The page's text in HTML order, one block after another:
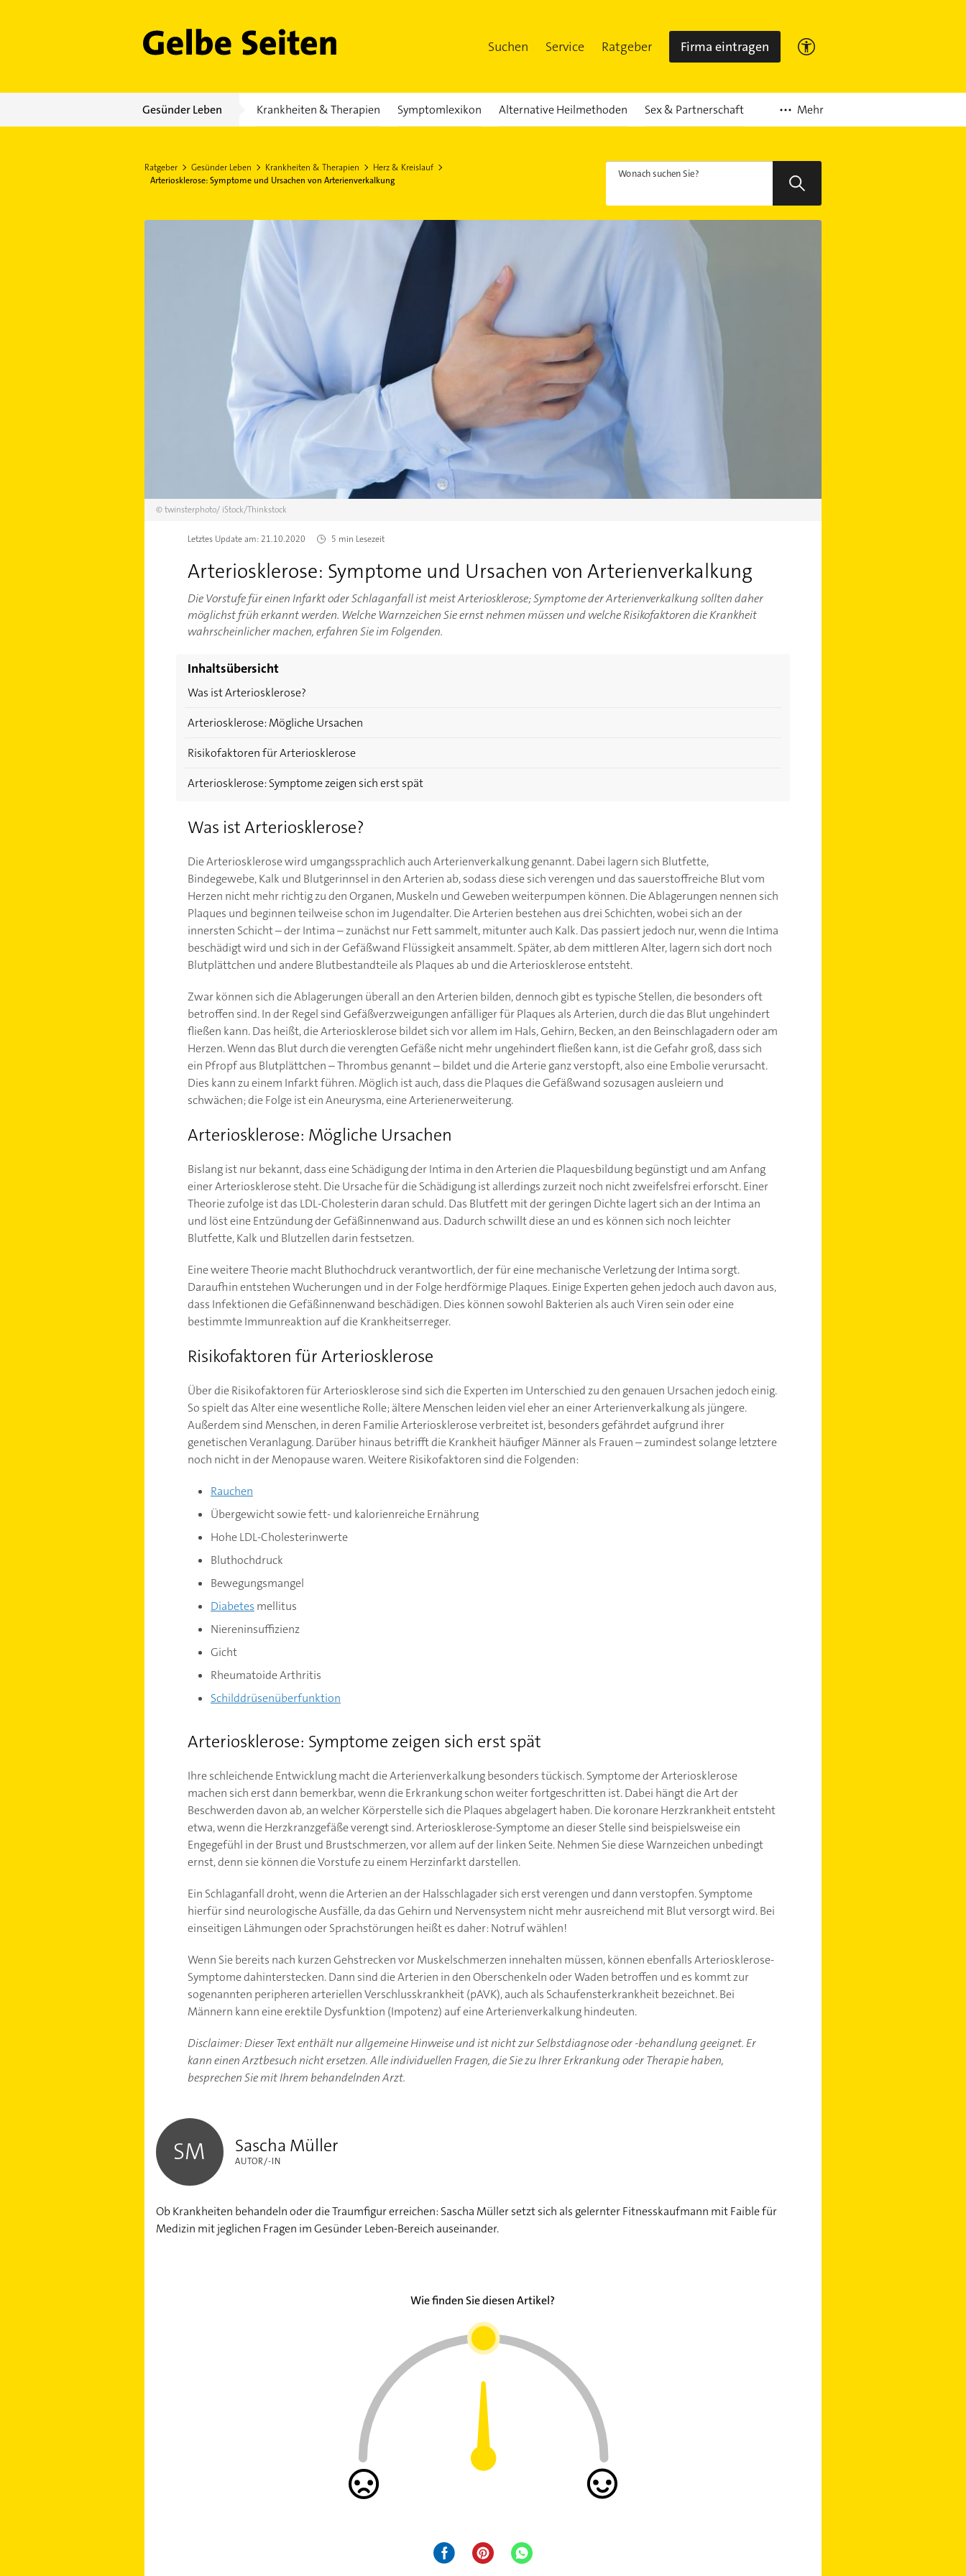
Gelbe Seiten Suchen Service Ratgeber Firma eintragen
Gesünder Leben Krankheiten & Therapien Symptomlexikon Alternative Heilmethoden Sex & Partnerschaft Mehr
Ratgeber Gesünder Leben Krankheiten & Therapien
Herz & Kreislauf
Arteriosklerose: Symptome und Ursachen von Arterienverkalkung
Wonach suchen Sie?
©twinsterphoto/ iStock/Thinkstock
Letztes Update am:21.10.2020 5 min Lesezeit
Arteriosklerose: Symptome und Ursachen von Arterienverkalkung
Die Vorstufe für einen Infarkt oder Schlaganfall ist meist Arteriosklerose; Symptome der Arterienverkalkung sollten daher
möglichst früh erkannt werden. Welche Warnzeichen Sie ernst nehmen müssen und welche Risikofaktoren die Krankheit
wahrscheinlicher machen, erfahren Sie im Folgenden.
Inhaltsübersicht
Was ist Arteriosklerose?
Arteriosklerose: Mögliche Ursachen
Risikofaktoren für Arteriosklerose
Arteriosklerose: Symptome zeigen sich erst spät
Was ist Arteriosklerose?
Die Arteriosklerose wird umgangssprachlich auch Arterienverkalkung genannt. Dabei lagern sich Blutfette,
Bindegewebe, Kalk und Blutgerinnsel in den Arterien ab, sodass diese sich verengen und das sauerstoffreiche Blut vom
Herzen nicht mehr richtig zu den Organen, Muskeln und Geweben weiterpumpen können. Die Ablagerungen nennen sich
Plaques und beginnen teilweise schon im Jugendalter. Die Arterien bestehen aus drei Schichten, wobei sich an der
innersten Schicht – der Intima – zunächst nur Fett sammelt, mitunter auch Kalk. Das passiert jedoch nur, wenn die Intima
beschädigt wird und sich in der Gefäßwand Flüssigkeit ansammelt. Später, ab dem mittleren Alter, lagern sich dort noch
Blutplättchen und andere Blutbestandteile als Plaques ab und die Arteriosklerose entsteht.
Zwar können sich die Ablagerungen überall an den Arterien bilden, dennoch gibt es typische Stellen, die besonders oft
betroffen sind. In der Regel sind Gefäßverzweigungen anfälliger für Plaques als Arterien, durch die das Blut ungehindert
fließen kann. Das heißt, die Arteriosklerose bildet sich vor allem im Hals, Gehirn, Becken, an den Beinschlagadern oder am
Herzen. Wenn das Blut durch die verengten Gefäße nicht mehr ungehindert fließen kann, ist die Gefahr groß, dass sich
ein Pfropf aus Blutplättchen – Thrombus genannt – bildet und die Arterie ganz verstopft, also eine Embolie verursacht.
Dies kann zu einem Infarkt führen. Möglich ist auch, dass die Plaques die Gefäßwand sozusagen ausleiern und
schwächen; die Folge ist ein Aneurysma, eine Arterienerweiterung.
Arteriosklerose: Mögliche Ursachen
Bislang ist nur bekannt, dass eine Schädigung der Intima in den Arterien die Plaquesbildung begünstigt und am Anfang
einer Arteriosklerose steht. Die Ursache für die Schädigung ist allerdings zurzeit noch nicht zweifelsfrei erforscht. Einer
Theorie zufolge ist das LDL-Cholesterin daran schuld. Das Blutfett mit der geringen Dichte lagert sich an der Intima an
und löst eine Entzündung der Gefäßinnenwand aus. Dadurch schwillt diese an und es können sich noch leichter
Blutfette, Kalk und Blutzellen darin festsetzen.
Eine weitere Theorie macht Bluthochdruck verantwortlich, der für eine mechanische Verletzung der Intima sorgt.
Daraufhin entstehen Wucherungen und in der Folge herdförmige Plaques. Einige Experten gehen jedoch auch davon aus,
dass Infektionen die Gefäßinnenwand beschädigen. Dies können sowohl Bakterien als auch Viren sein oder eine
bestimmte Immunreaktion auf die Krankheitserreger.
Risikofaktoren für Arteriosklerose
Über die Risikofaktoren für Arteriosklerose sind sich die Experten im Unterschied zu den genauen Ursachen jedoch einig.
So spielt das Alter eine wesentliche Rolle; ältere Menschen leiden viel eher an einer Arterienverkalkung als jüngere.
Außerdem sind Menschen, in deren Familie Arteriosklerose verbreitet ist, besonders gefährdet aufgrund ihrer
genetischen Veranlagung. Darüber hinaus betrifft die Krankheit häufiger Männer als Frauen – zumindest solange letztere
noch nicht in der Menopause waren. Weitere Risikofaktoren sind die Folgenden:
Rauchen
Übergewicht sowie fett- und kalorienreiche Ernährung
Hohe LDL-Cholesterinwerte
Bluthochdruck
Bewegungsmangel
Diabetes mellitus
Niereninsuffizienz
Gicht
Rheumatoide Arthritis
Schilddrüsenüberfunktion
Arteriosklerose: Symptome zeigen sich erst spät
Ihre schleichende Entwicklung macht die Arterienverkalkung besonders tückisch. Symptome der Arteriosklerose
machen sich erst dann bemerkbar, wenn die Erkrankung schon weiter fortgeschritten ist. Dabei hängt die Art der
Beschwerden davon ab, an welcher Körperstelle sich die Plaques abgelagert haben. Die koronare Herzkrankheit entsteht
etwa, wenn die Herzkranzgefäße verengt sind. Arteriosklerose-Symptome an dieser Stelle sind beispielsweise ein
Engegefühl in der Brust und Brustschmerzen, vor allem auf der linken Seite. Nehmen Sie diese Warnzeichen unbedingt
ernst, denn sie können die Vorstufe zu einem Herzinfarkt darstellen.
Ein Schlaganfall droht, wenn die Arterien an der Halsschlagader sich erst verengen und dann verstopfen. Symptome
hierfür sind neurologische Ausfälle, da das Gehirn und Nervensystem nicht mehr ausreichend mit Blut versorgt wird. Bei
einseitigen Lähmungen oder Sprachstörungen heißt es daher: Notruf wählen!
Wenn Sie bereits nach kurzen Gehstrecken vor Muskelschmerzen innehalten müssen, können ebenfalls Arteriosklerose-
Symptome dahinterstecken. Dann sind die Arterien in den Oberschenkeln oder Waden betroffen und es kommt zur
sogenannten peripheren arteriellen Verschlusskrankheit (pAVK), auch als Schaufensterkrankheit bezeichnet. Bei
Männern kann eine erektile Dysfunktion (Impotenz) auf eine Arterienverkalkung hindeuten.
Disclaimer: Dieser Text enthält nur allgemeine Hinweise und ist nicht zur Selbstdiagnose oder -behandlung geeignet. Er
kann einen Arztbesuch nicht ersetzen. Alle individuellen Fragen, die Sie zu Ihrer Erkrankung oder Therapie haben,
besprechen Sie mit Ihrem behandelnden Arzt.
SM Sascha Müller
AUTOR/-IN
Ob Krankheiten behandeln oder die Traumfigur erreichen: Sascha Müller setzt sich als gelernter Fitnesskaufmann mit Faible für
Medizin mit jeglichen Fragen im Gesünder Leben-Bereich auseinander.
Wie finden Sie diesen Artikel?